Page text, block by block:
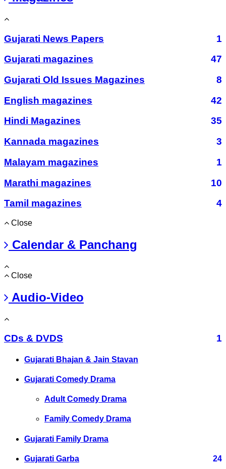
Gujarati News Papers
1
Gujarati magazines
47
Gujarati Old Issues Magazines
8
English magazines
42
Hindi Magazines
35
Kannada magazines
3
Malayam magazines
1
Marathi magazines
10
Tamil magazines
4
Close
Calendar & Panchang
Close
Audio-Video
CDs & DVDS 1
Gujarati Bhajan & Jain Stavan
Gujarati Comedy Drama
Adult Comedy Drama
Family Comedy Drama
Gujarati Family Drama
Gujarati Garba 24